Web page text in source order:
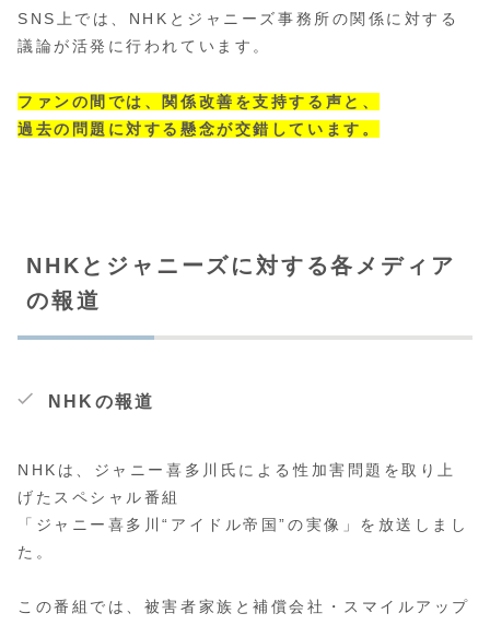
SNS上では、NHKとジャニーズ事務所の関係に対する
議論が活発に行われています。
ファンの間では、関係改善を支持する声と、
過去の問題に対する懸念が交錯しています。
NHKとジャニーズに対する各メディア
の報道
NHKの報道
NHKは、ジャニー喜多川氏による性加害問題を取り上
げたスペシャル番組
「ジャニー喜多川“アイドル帝国”の実像」を放送しまし
た。
この番組では、被害者家族と補償会社・スマイルアップ